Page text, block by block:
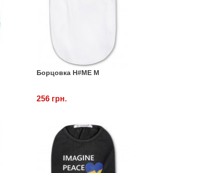
Борцовка H#ME M
256 грн.